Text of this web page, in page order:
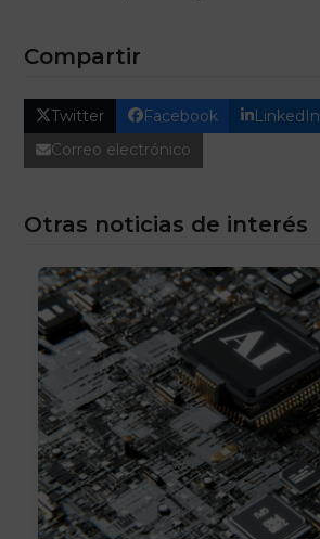
Compartir
Twitter Facebook
LinkedIn
Correo electrónico
Otras noticias de interés